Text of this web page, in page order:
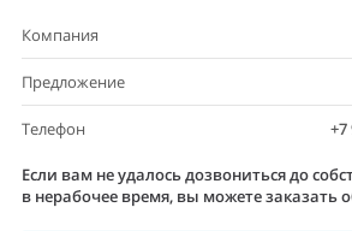
Компания
Предложение
Телефон +7
Если вам не удалось дозвониться до
в нерабочее время, вы можете заказать